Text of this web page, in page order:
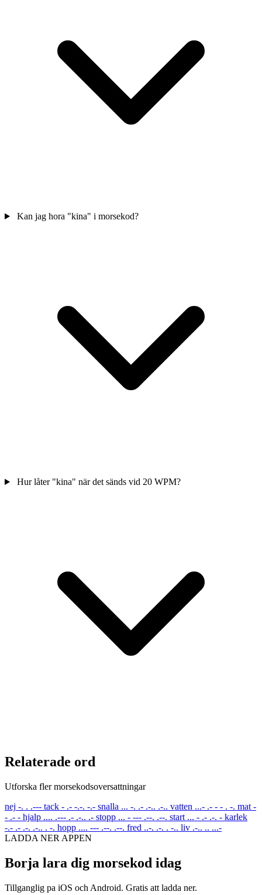
Kan jag hora "kina" i morsekod?
Hur låter "kina" när det sänds vid 20 WPM?
Relaterade ord
Utforska fler morsekodsoversattningar
nej -. . .--- tack - .- -.-. -.- snalla ... -. .- .-.. .-.. vatten ...- .- - - . -. mat -
- .- - hjalp .... .--- .- .-.. .- stopp ... - --- .--. .--. start ... - .- .-. - karlek
-.- .- .-. .-.. . -. hopp .... --- .--. .--. fred ..-. .-. . -.. liv .-.. .. ...-
LADDA NER APPEN
Borja lara dig morsekod idag
Tillganglig pa iOS och Android. Gratis att ladda ner.